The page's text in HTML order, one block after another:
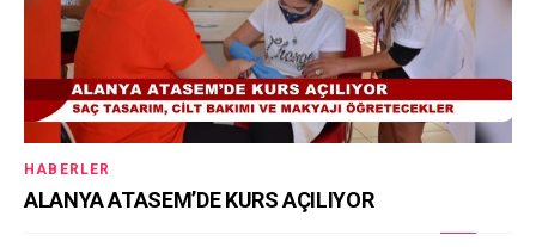
HABERLER
ALANYA ATASEM’DE KURS AÇILIYOR